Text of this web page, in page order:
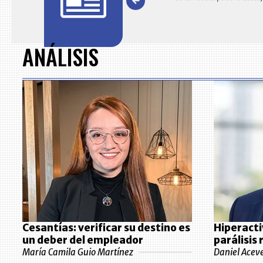
ANÁLISIS
Cesantías: verificar su destino es
un deber del empleador
María Camila Guio Martínez
parálisis
Daniel